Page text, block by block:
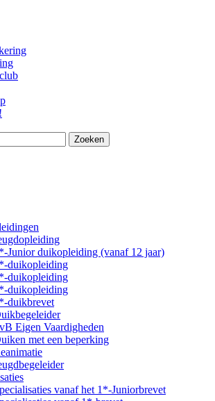
Junior duikopleiding (vanaf 12 jaar)
duikopleiding
duikopleiding
duikopleiding
duikbrevet
Eigen Vaardigheden
met een beperking
vanaf het 1*-Juniorbrevet